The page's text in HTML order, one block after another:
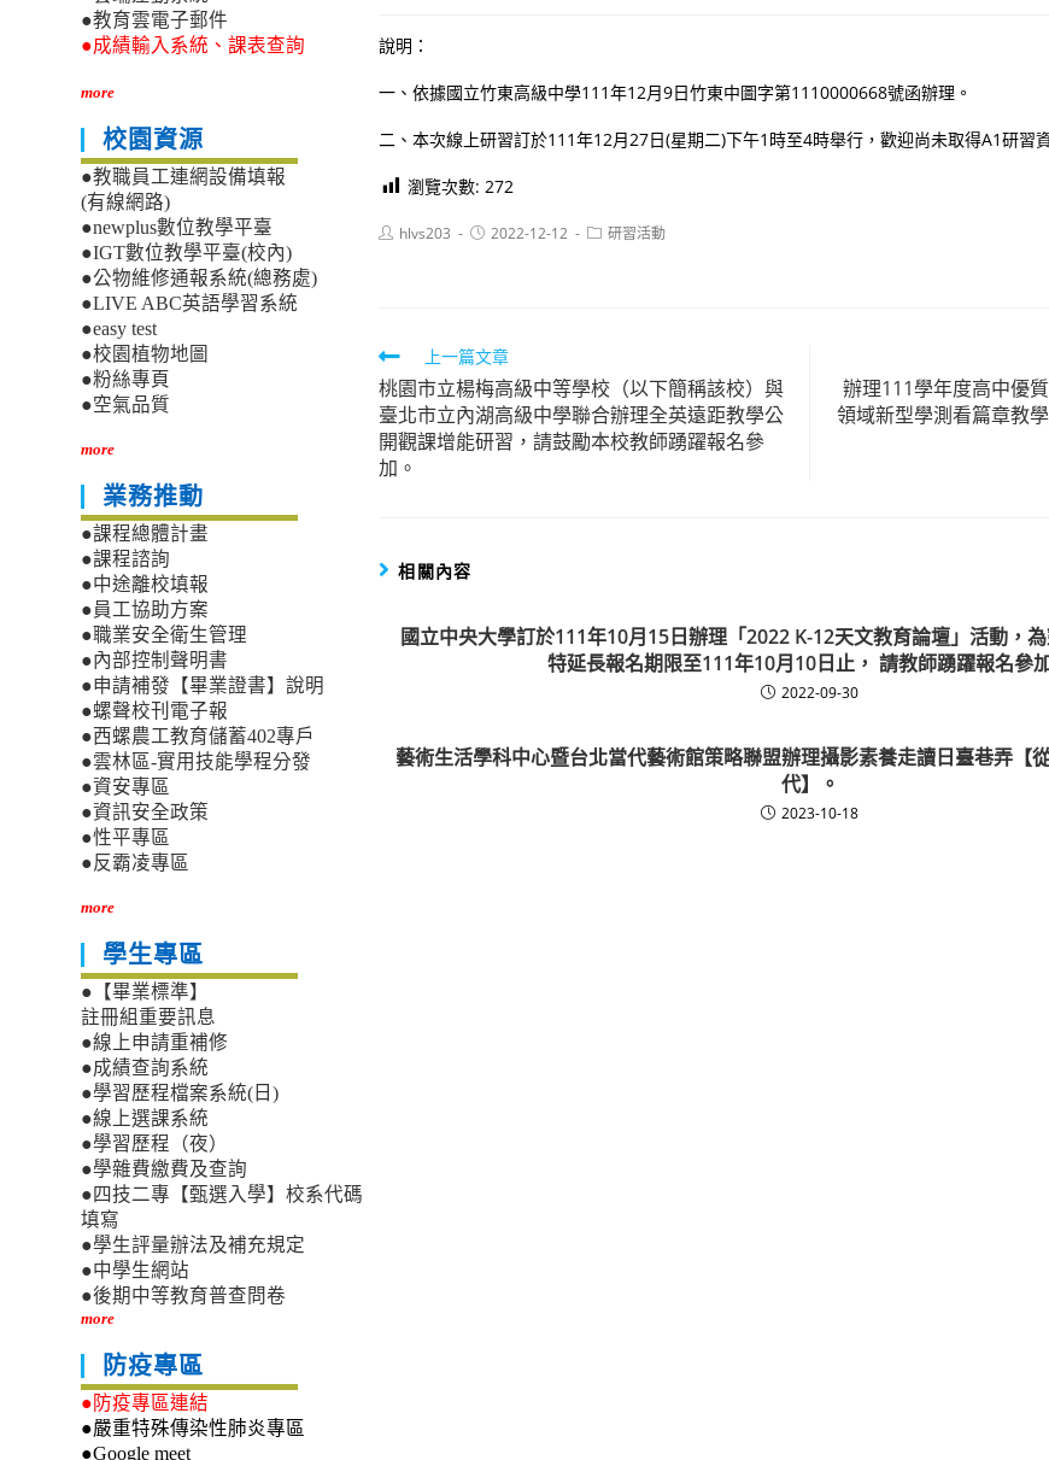
說明：
一、依據國立竹東高級中學111年12月9日竹東中圖字第1110000668號函辦理。
二、本次線上研習訂於111年12月27日(星期二)下午1時至4時舉行，歡迎尚未取得A1研習
瀏覽次數: 272
Posthlvs203
Post2022-12-12
Post研習活動
Read
more
articles
上一篇文章
桃園市立楊梅高級中等學校（以下簡稱該校）與
臺北市立內湖高級中學聯合辦理全英遠距教學公
開觀課增能研習，請鼓勵本校教師踴躍報名參
加。
辦理111學年度高中優
領域新型學測看篇章教
相關內容
國立中央大學訂於111年10月15日辦理「2022 K-12天文教育論壇」活動，
特延長報名期限至111年10月10日止， 請教師踴躍報名參
2022-09-30
藝術生活學科中心暨台北當代藝術館策略聯盟辦理攝影素養走讀日臺巷弄【
代】。
2023-10-18
●教育雲電子郵件
●成績輸入系統、課表查詢
more
校園資源
●教職員工連網設備填報
(有線網路)
●newplus數位教學平臺
●IGT數位教學平臺(校內)
●公物維修通報系統(總務處)
●LIVE ABC英語學習系統
●easy test
●校園植物地圖
●粉絲專頁
●空氣品質
more
業務推動
●課程總體計畫
●課程諮詢
●中途離校填報
●員工協助方案
●職業安全衛生管理
●內部控制聲明書
●申請補發【畢業證書】說明
●螺聲校刊電子報
●西螺農工教育儲蓄402專戶
●雲林區-實用技能學程分發
●資安專區
●資訊安全政策
●性平專區
●反霸凌專區
more
學生專區
●【畢業標準】
註冊組重要訊息
●線上申請重補修
●成績查詢系統
●學習歷程檔案系統(日)
●線上選課系統
●學習歷程（夜）
●學雜費繳費及查詢
●四技二專【甄選入學】校系代碼
填寫
●學生評量辦法及補充規定
●中學生網站
●後期中等教育普查問卷
more
防疫專區
●防疫專區連結
●嚴重特殊傳染性肺炎專區
●Google meet